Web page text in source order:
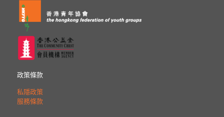
政策條款
私隱政策
服務條款